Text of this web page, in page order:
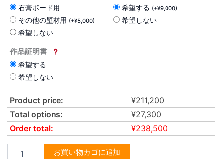
石膏ボード用
その他の壁材用 (+¥5,000)
希望しない
希望する (+¥9,000)
希望しない
作品証明書
希望する
希望しない
Product price: ¥211,200
Total options:
¥27,300
Order total:
¥238,500
お買い物カゴに追加